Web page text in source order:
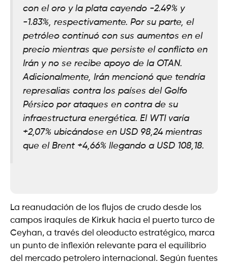
con el oro y la plata cayendo -2.49% y
-1.83%, respectivamente. Por su parte, el
petróleo continuó con sus aumentos en el
precio mientras que persiste el conflicto en
Irán y no se recibe apoyo de la OTAN.
Adicionalmente, Irán mencionó que tendría
represalias contra los países del Golfo
Pérsico por ataques en contra de su
infraestructura energética. El WTI varía
+2,07% ubicándose en USD 98,24 mientras
que el Brent +4,66% llegando a USD 108,18.
La reanudación de los flujos de crudo desde los
campos iraquíes de Kirkuk hacia el puerto turco de
Ceyhan, a través del oleoducto estratégico, marca
un punto de inflexión relevante para el equilibrio
del mercado petrolero internacional. Según fuentes